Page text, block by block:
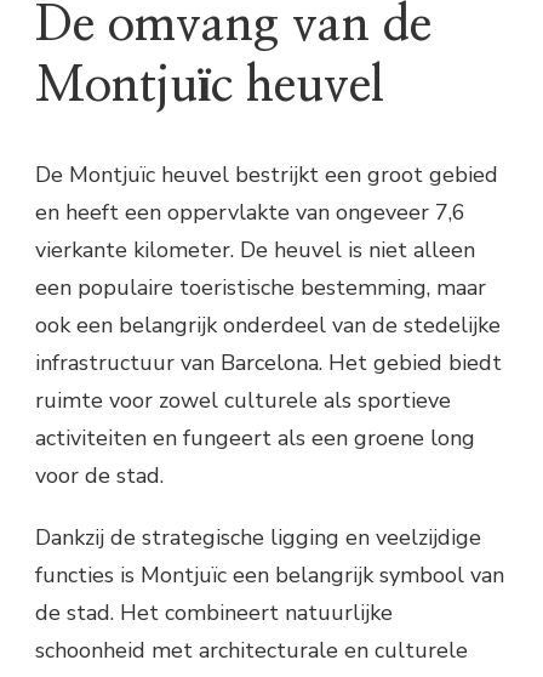
De omvang van de
Montjuïc heuvel
De Montjuïc heuvel bestrijkt een groot gebied
en heeft een oppervlakte van ongeveer 7,6
vierkante kilometer. De heuvel is niet alleen
een populaire toeristische bestemming, maar
ook een belangrijk onderdeel van de stedelijke
infrastructuur van Barcelona. Het gebied biedt
ruimte voor zowel culturele als sportieve
activiteiten en fungeert als een groene long
voor de stad.
Dankzij de strategische ligging en veelzijdige
functies is Montjuïc een belangrijk symbool van
de stad. Het combineert natuurlijke
schoonheid met architecturale en culturele